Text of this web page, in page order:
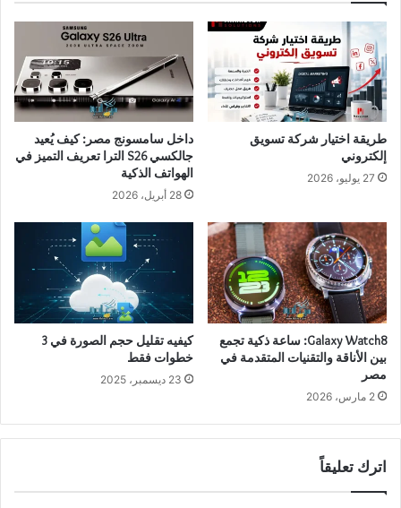
طريقة اختيار شركة تسويق
إلكتروني
27 يوليو، 2026
داخل سامسونج مصر: كيف يُعيد
جالكسي S26 الترا تعريف التميز في
الهواتف الذكية
28 أبريل، 2026
Galaxy Watch8: ساعة ذكية تجمع
بين الأناقة والتقنيات المتقدمة في
مصر
2 مارس، 2026
كيفيه تقليل حجم الصورة في 3
خطوات فقط
23 ديسمبر، 2025
اترك تعليقاً